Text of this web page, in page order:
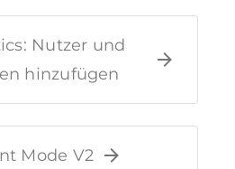
Nutzer und
hinzufügen
Mode V2